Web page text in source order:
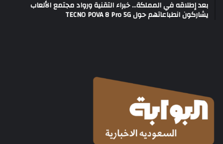
بعد إطلاقه في المملكة… خبراء التقنية ورواد مجتمع الألعاب
يشاركون انطباعاتهم حول TECNO POVA 8 Pro 5G